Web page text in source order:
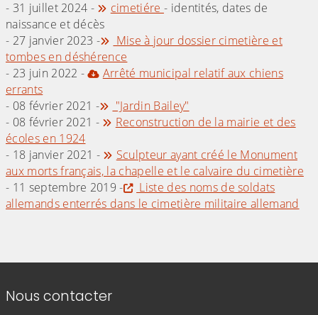
- 31 juillet 2024 -
cimetiére - identités, dates de
naissance et décès
- 27 janvier 2023 -
Mise à jour dossier cimetière et
tombes en déshérence
- 23 juin 2022 -
Arrêté municipal relatif aux chiens
errants
- 08 février 2021 -
"Jardin Bailey"
- 08 février 2021 -
Reconstruction de la mairie et des
écoles en 1924
- 18 janvier 2021 -
Sculpteur ayant créé le Monument
aux morts français, la chapelle et le calvaire du cimetière
- 11 septembre 2019 -
Liste des noms de soldats
allemands enterrés dans le cimetière militaire allemand
Informations de contact
Nous contacter